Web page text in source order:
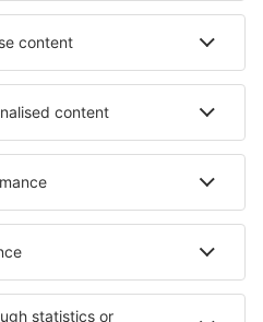
Sopetran Hoteluri în Ransol
în Woryty
Hoteluri în Mönichwald
în Ko Samui